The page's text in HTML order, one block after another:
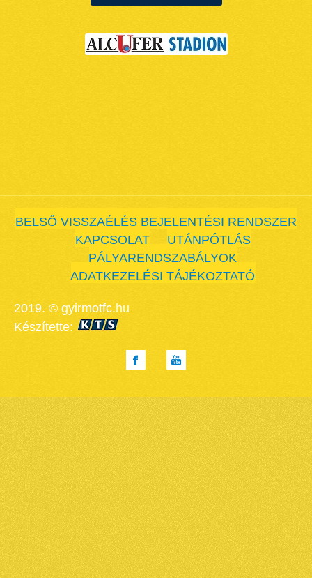
BELSŐ VISSZAÉLÉS BEJELENTÉSI RENDSZER
KAPCSOLAT
UTÁNPÓTLÁS
PÁLYARENDSZABÁLYOK
ADATKEZELÉSI TÁJÉKOZTATÓ
2019. © gyirmotfc.hu
Készítette: